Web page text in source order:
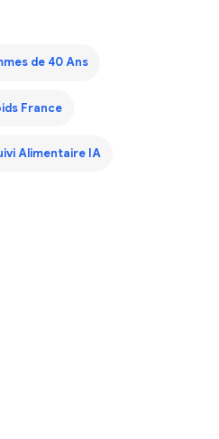
de 40 Ans
France
Alimentaire IA